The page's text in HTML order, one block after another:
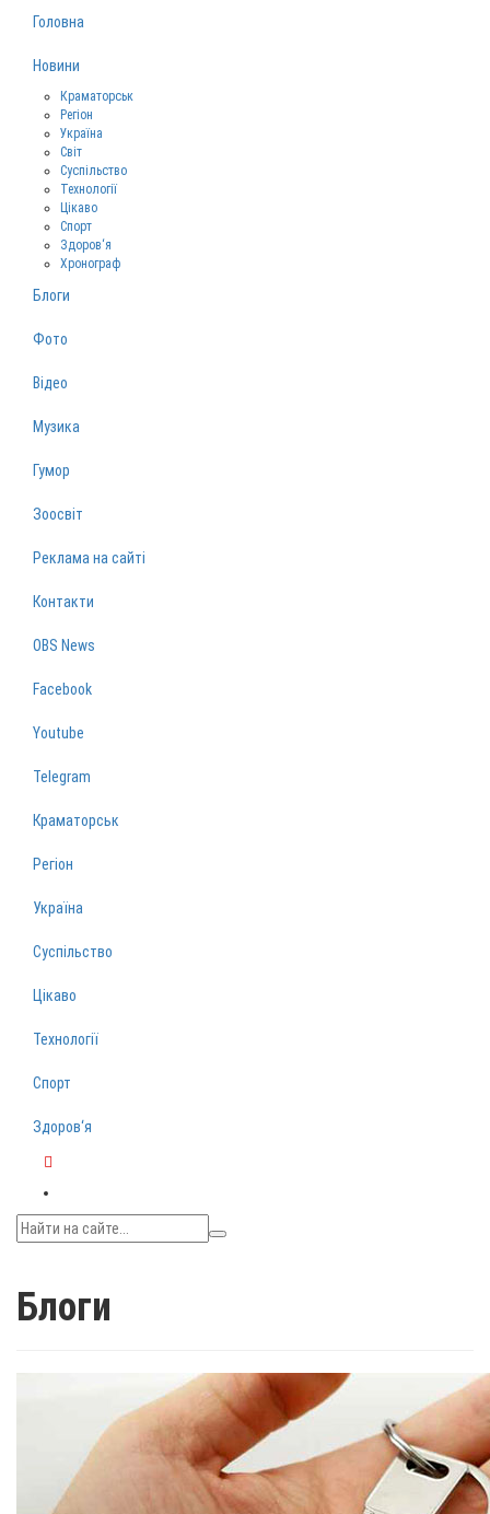
Головна
Новини
Краматорськ
Регіон
Україна
Світ
Суспільство
Технології
Цікаво
Спорт
Здоров‘я
Хронограф
Блоги
Фото
Відео
Музика
Гумор
Зоосвіт
Реклама на сайті
Контакти
OBS News
Facebook
Youtube
Telegram
Краматорськ
Регіон
Україна
Суспільство
Цікаво
Технології
Спорт
Здоров‘я
Блоги